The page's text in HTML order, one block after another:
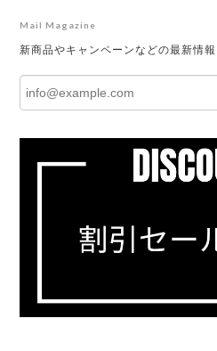
Mail Magazine
新商品やキャンペーンなどの最新情報